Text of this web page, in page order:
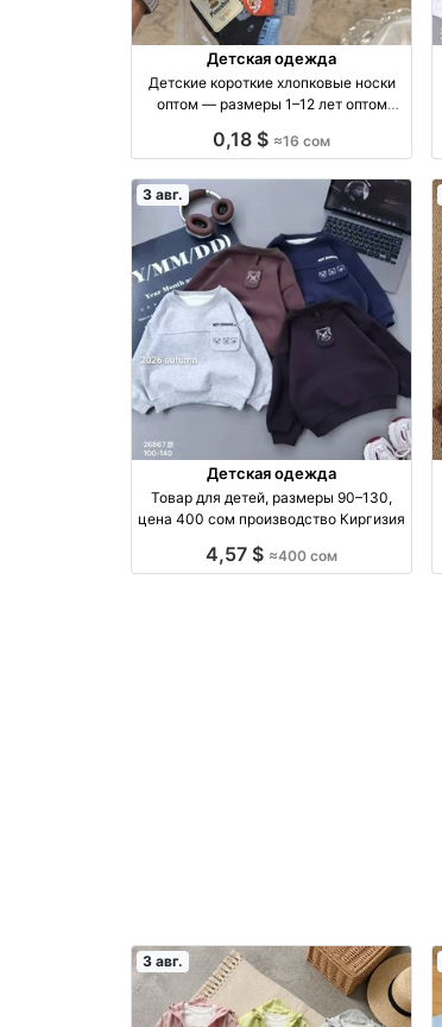
Детская одежда
Детские короткие хлопковые носки
оптом — размеры 1–12 лет оптом
0,18 $ ≈16 сом
3 авг.
Детская одежда
Товар для детей, размеры 90–130,
цена 400 сом производство Киргизия
4,57 $ ≈400 сом
3 авг.